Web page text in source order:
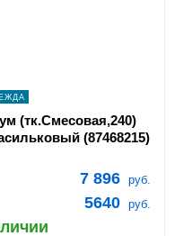
(тк.Смесовая,240)
(87468215)
7 896 руб.
5640 руб.